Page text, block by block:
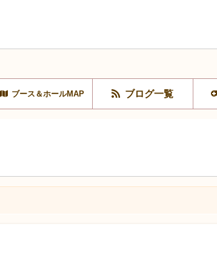
ブース＆ホールMAP ブログ一覧